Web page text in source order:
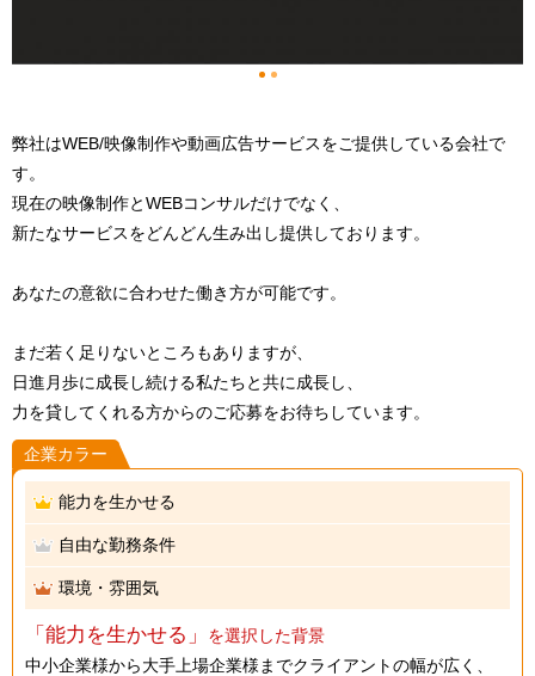
12
弊社はWEB/映像制作や動画広告サービスをご提供している会社で
す。
現在の映像制作とWEBコンサルだけでなく、
新たなサービスをどんどん生み出し提供しております。
あなたの意欲に合わせた働き方が可能です。
まだ若く足りないところもありますが、
日進月歩に成長し続ける私たちと共に成長し、
力を貸してくれる方からのご応募をお待ちしています。
企業カラー
能力を生かせる
自由な勤務条件
環境・雰囲気
「能力を生かせる」
を選択した背景
中小企業様から大手上場企業様までクライアントの幅が広く、